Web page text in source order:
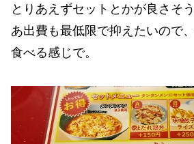
とりあえずセットとかが良さそ
あ出費も最低限で抑えたいので
食べる感じで。